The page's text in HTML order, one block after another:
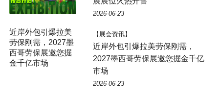
2026-06-23
近岸外包引爆拉美
劳保刚需，2027墨
西哥劳保展邀您掘
金千亿市场
【展会资讯】
近岸外包引爆拉美劳保刚需，
2027墨西哥劳保展邀您掘金千亿
市场
2026-06-23